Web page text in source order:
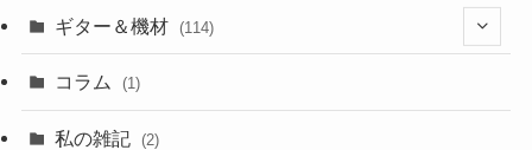
ギター＆機材 (114)
(29)
コラム (1)
私の雑記 (2)